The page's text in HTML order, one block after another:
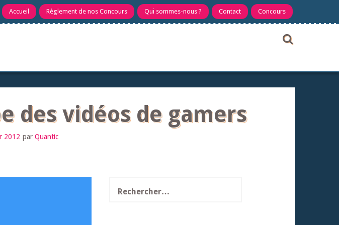
Accueil Règlement de nos Concours Qui sommes-nous ? Contact Concours
des vidéos de gamers
2012 par Quantic